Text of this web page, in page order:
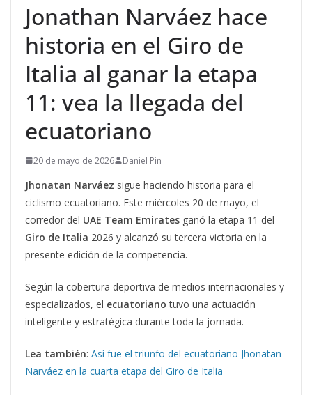
Jonathan Narváez hace
historia en el Giro de
Italia al ganar la etapa
11: vea la llegada del
ecuatoriano
20 de mayo de 2026 Daniel Pin
Jhonatan Narváez sigue haciendo historia para el
ciclismo ecuatoriano. Este miércoles 20 de mayo, el
corredor del UAE Team Emirates ganó la etapa 11 del
Giro de Italia 2026 y alcanzó su tercera victoria en la
presente edición de la competencia.
Según la cobertura deportiva de medios internacionales y
especializados, el ecuatoriano tuvo una actuación
inteligente y estratégica durante toda la jornada.
Lea también: Así fue el triunfo del ecuatoriano Jhonatan
Narváez en la cuarta etapa del Giro de Italia